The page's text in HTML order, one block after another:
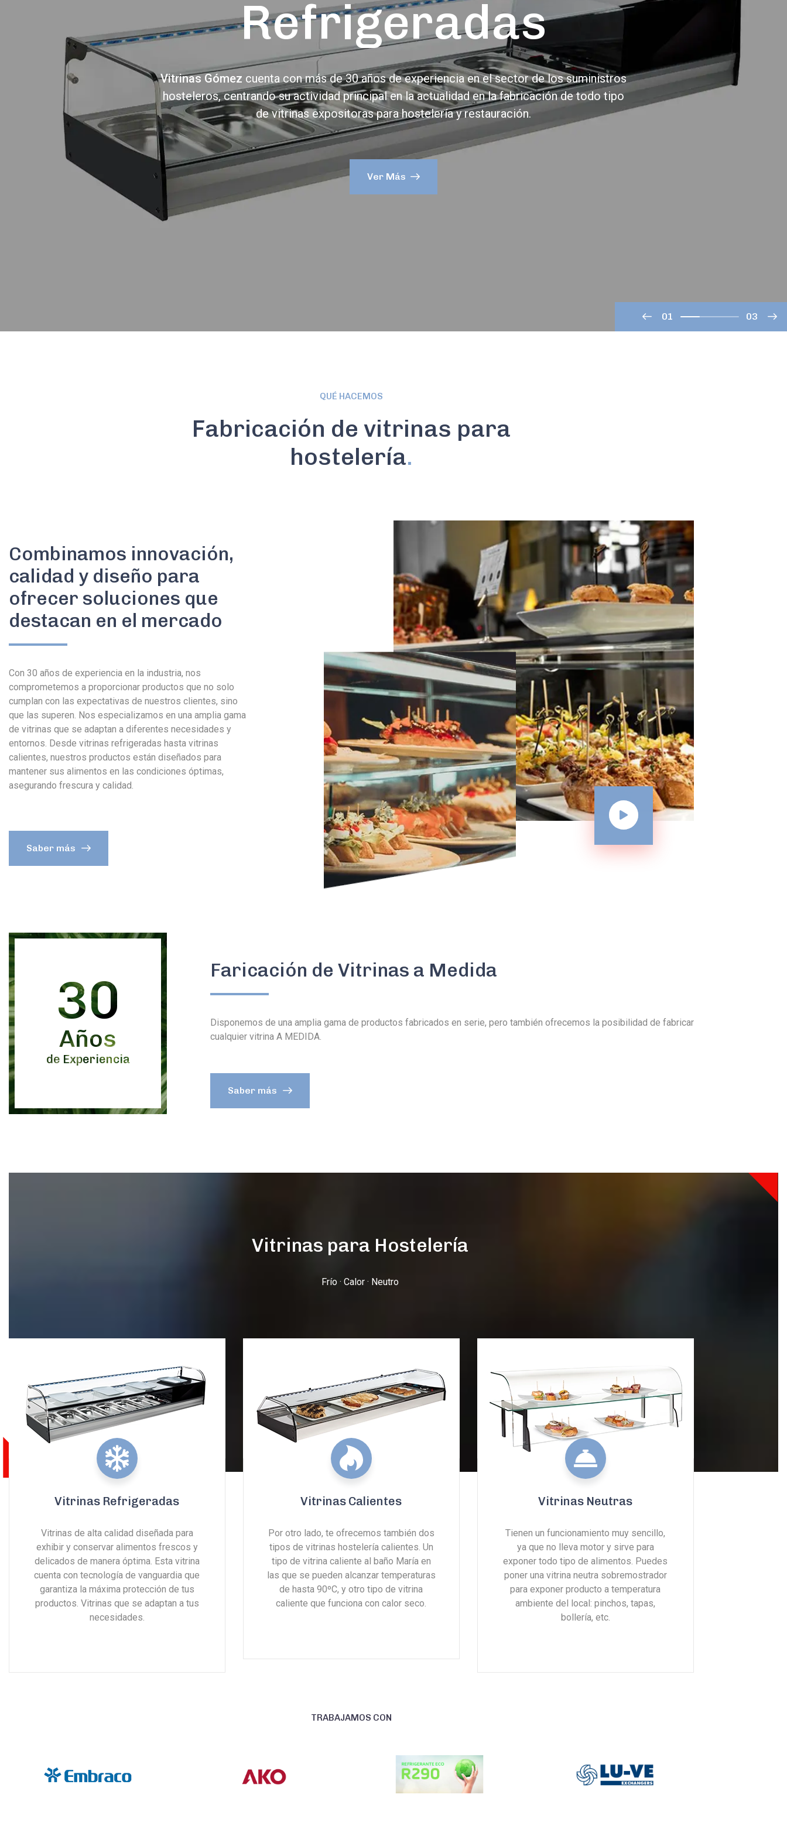
Refrigeradas
Vitrinas Gómez cuenta con más de 30 años de experiencia en el sector de los suministros
hosteleros, centrando su actividad principal en la actualidad en la fabricación de todo tipo
de vitrinas expositoras para hostelería y restauración.
Ver Más
01 03
QUÉ HACEMOS
Fabricación de vitrinas para
hostelería.
Combinamos innovación,
calidad y diseño para
ofrecer soluciones que
destacan en el mercado
Con 30 años de experiencia en la industria, nos
comprometemos a proporcionar productos que no solo
cumplan con las expectativas de nuestros clientes, sino
que las superen. Nos especializamos en una amplia gama
de vitrinas que se adaptan a diferentes necesidades y
entornos. Desde vitrinas refrigeradas hasta vitrinas
calientes, nuestros productos están diseñados para
mantener sus alimentos en las condiciones óptimas,
asegurando frescura y calidad.
Saber más
30
Años
de Experiencia
Faricación de Vitrinas a Medida
Disponemos de una amplia gama de productos fabricados en serie, pero también ofrecemos la posibilidad de fabricar
cualquier vitrina A MEDIDA.
Saber más
Vitrinas para Hostelería
Frío · Calor · Neutro
Vitrinas Refrigeradas
Vitrinas de alta calidad diseñada para
exhibir y conservar alimentos frescos y
delicados de manera óptima. Esta vitrina
cuenta con tecnología de vanguardia que
garantiza la máxima protección de tus
productos. Vitrinas que se adaptan a tus
necesidades.
Vitrinas Calientes
Por otro lado, te ofrecemos también dos
tipos de vitrinas hostelería calientes. Un
tipo de vitrina caliente al baño María en
las que se pueden alcanzar temperaturas
de hasta 90ºC, y otro tipo de vitrina
caliente que funciona con calor seco.
Gebruik dehidden jack no deposit bonus
Vitrinas Neutras
Tienen un funcionamiento muy sencillo,
ya que no lleva motor y sirve para
exponer todo tipo de alimentos. Puedes
poner una vitrina neutra sobremostrador
para exponer producto a temperatura
ambiente del local: pinchos, tapas,
bollería, etc.
TRABAJAMOS CON